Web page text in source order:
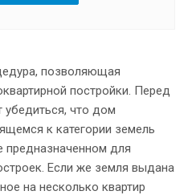
позволяющая
постройки. Перед
что дом
к категории земель
предназначенном для
Если же земля выдана
на несколько квартир